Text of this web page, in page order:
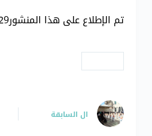
تم الإطلاع على هذا المنشور1029 مرة
الالسابقة